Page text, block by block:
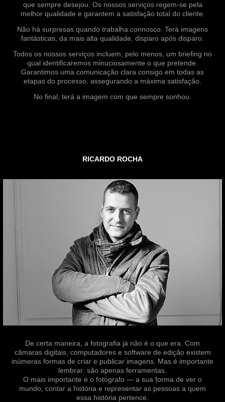
que sempre desejou. Os nossos serviços regem-se pela
melhor qualidade e garantem a satisfação total do cliente.
Não há surpresas quando trabalha connosco. Terá imagens
fantásticas, da mais alta qualidade, disparo após disparo.
Todos os nossos serviços incluem, pelo menos, um briefing no
qual identificaremos minuciosamente o que pretende.
Garantimos uma comunicação clara consigo em todas as
etapas do processo, assegurando a máxima satisfação.
No final, terá a imagem com que sempre sonhou.
RICARDO ROCHA
De certa maneira, a fotografia já não é o que era. Com
câmaras digitais, computadores e software de edição existem
inúmeras formas de criar e publicar imagens. Mas é importante
lembrar: são apenas ferramentas.
O mais importante é o fotógrafo — a sua forma de ver o
mundo, contar a história e representar as pessoas a quem
essa história pertence.